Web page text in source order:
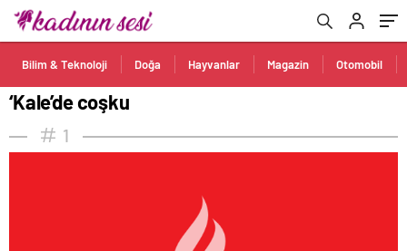
Bilim & Teknoloji Doğa Hayvanlar Magazin Otomobil
‘Kale’de coşku
1